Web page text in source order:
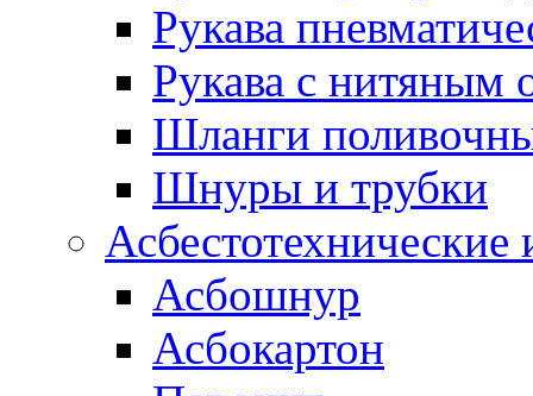
Рукава
Рукава с нитяным
Шланги
Шнуры и трубки
Асбестотехнические
Асбошнур
Асбокартон